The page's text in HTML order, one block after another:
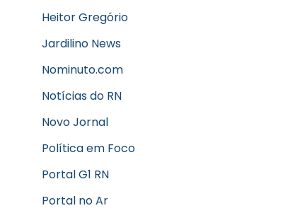
Heitor Gregório
Jardilino News
Nominuto.com
Notícias do RN
Novo Jornal
Política em Foco
Portal G1 RN
Portal no Ar